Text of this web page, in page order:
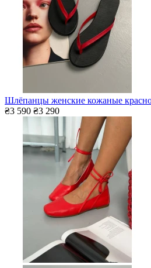
Шлёпанцы женские кожаные
₴3 590 ₴3 290